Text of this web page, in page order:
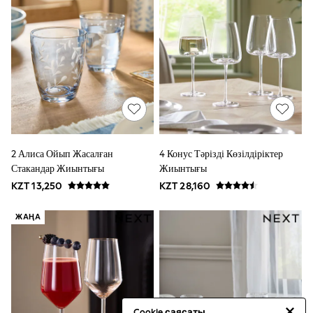
Shop All
The Pink Edit
Fruit Prints
Flower Girl & Bridesmaid Outfits
BOYS
New In
0-2 Years (50 - 92cm)
3-5 Years (98 - 110cm)
6-8 Years (116 - 134cm)
10-16 Years (140 - 176cm)
Trending: Top & Short Sets
Trending: Clogs
Toy Story
Pokemon
Spiderman
Shop All Clothing
Dungarees
Jeans
Joggers
Jumpers & Knitwear
Nightwear & Pyjamas
Occasionwear
2 Алиса Ойып Жасалған
Стакандар Жиынтығы
KZT 13,250
4 Конус Тәрізді Көзілдіріктер
Жиынтығы
KZT 28,160
ЖАҢА